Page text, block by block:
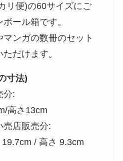
リ便)の60サイズにご
ール箱です。
ンガの数冊のセット
だけます。
寸法)
分:
高さ13cm
売店販売分:
/ 高さ 9.3cm